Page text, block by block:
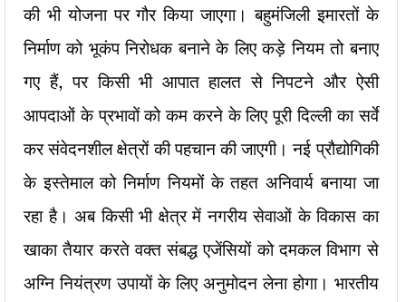
की भी योजना पर गौर किया जाएगा। बहुमंजिली इमारतों के
निर्माण को भूकंप निरोधक बनाने के लिए कड़े नियम तो बनाए
गए हैं, पर किसी भी आपात हालत से निपटने और ऐसी
आपदाओं के प्रभावों को कम करने के लिए पूरी दिल्ली का सर्वे
कर संवेदनशील क्षेत्रों की पहचान की जाएगी। नई प्रौद्योगिकी
के इस्तेमाल को निर्माण नियमों के तहत अनिवार्य बनाया जा
रहा है। अब किसी भी क्षेत्र में नगरीय सेवाओं के विकास का
खाका तैयार करते वक्त संबद्ध एजेंसियों को दमकल विभाग से
अग्नि नियंत्रण उपायों के लिए अनुमोदन लेना होगा। भारतीय